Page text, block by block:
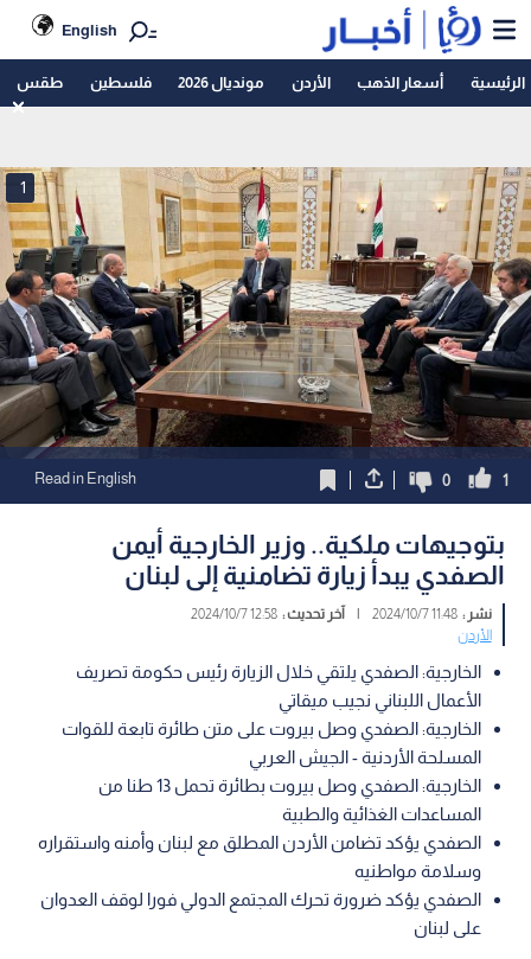
English
الرئيسية أسعار الذهب الأردن مونديال 2026 فلسطين طقس
1
1
0
Read in English
بتوجيهات ملكية.. وزير الخارجية أيمن
الصفدي يبدأ زيارة تضامنية إلى لبنان
نشر :11:48 2024/10/7
| آخر تحديث :12:58 2024/10/7
الأردن
الخارجية: الصفدي يلتقي خلال الزيارة رئيس حكومة تصريف
الأعمال اللبناني نجيب ميقاتي
الخارجية: الصفدي وصل بيروت على متن طائرة تابعة للقوات
المسلحة الأردنية - الجيش العربي
الخارجية: الصفدي وصل بيروت بطائرة تحمل 13 طنا من
المساعدات الغذائية والطبية
الصفدي يؤكد تضامن الأردن المطلق مع لبنان وأمنه واستقراره
وسلامة مواطنيه
الصفدي يؤكد ضرورة تحرك المجتمع الدولي فورا لوقف العدوان
على لبنان